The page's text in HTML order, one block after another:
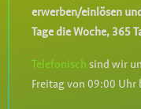
erwerben/einlösen
Tage die Woche, 365
Telefonisch sind wir
Freitagvon 09:00 Uhr